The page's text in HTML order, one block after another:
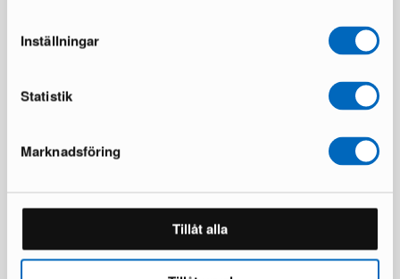
Inställningar
Statistik
Marknadsföring
Tillåt alla
Ariany sohvamoduuli
1 varastossa ·
Beliani Sersale terassituoli
musta, 4 kpl setti
1 varastossa ·
149 € 249 €